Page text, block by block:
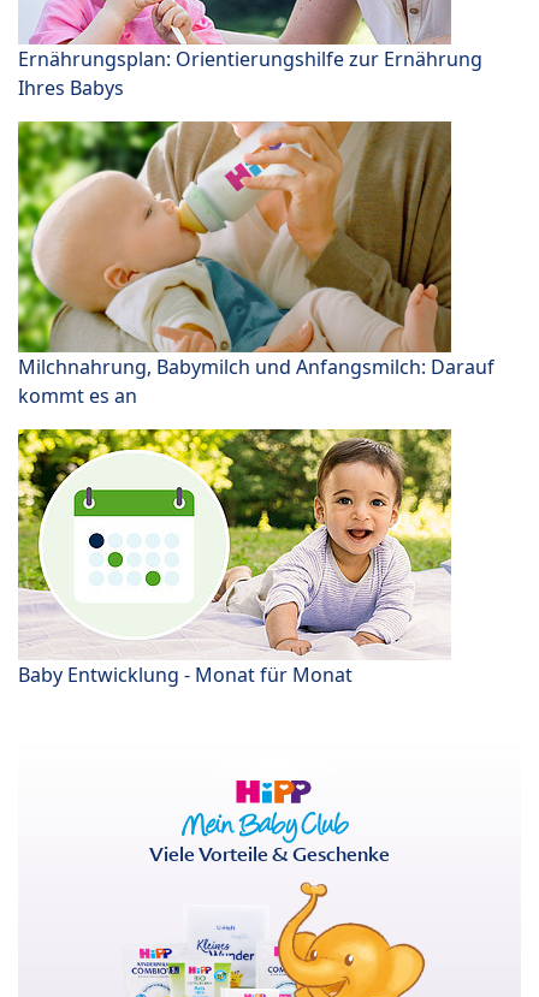
Ernährungsplan: Orientierungshilfe zur Ernährung
Ihres Babys
Milchnahrung, Babymilch und Anfangsmilch: Darauf
kommt es an
Baby Entwicklung - Monat für Monat
Viele Vorteile & Geschenke